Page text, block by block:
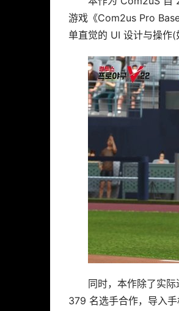
游戏《Com2us Pro
单直觉的 UI 设计与操作(
同时，本作除了实
379 名选手合作，导入